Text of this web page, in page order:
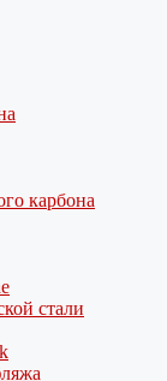
карбона
стали